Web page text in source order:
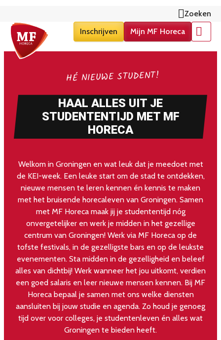
Zoeken
Inschrijven
Mijn MF Horeca
HÉ NIEUWE STUDENT!
HAAL ALLES UIT JE
STUDENTENTIJD MET MF
HORECA
Welkom in Groningen en wat leuk dat je meedoet met
de KEI-week. Een leuke start om de stad te ontdekken,
nieuwe mensen te leren kennen én kennis te maken
met het bruisende horecaleven van Groningen. Samen
met MF Horeca maak jij je studententijd nóg
onvergetelijker en werk je midden in het gezellige
centrum van Groningen! Werk via MF Horeca op de
tofste festivals, in de gezelligste bars en op de leukste
evenementen. Sta midden in de gezelligheid en beleef
alles van dichtbij! Werk wanneer het jou uitkomt, verdien
een goed salaris en leer nieuwe mensen kennen. Bij MF
Horeca bepaal je samen met ons welke diensten
aansluiten bij jouw studie en agenda. Zo houd je genoeg
tijd over voor colleges, je studentenleven én alles wat
Groningen te bieden heeft.